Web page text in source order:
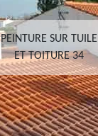
PEINTURE SUR TUILE
ET TOITURE 34